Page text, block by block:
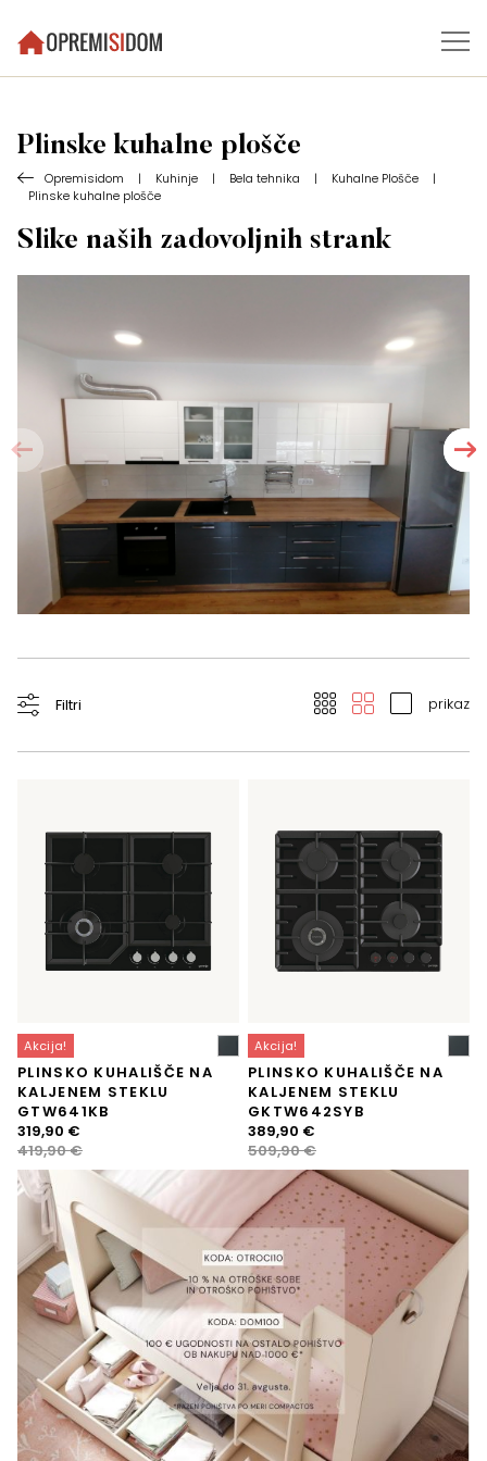
Plinske kuhalne plošče
Opremisidom | Kuhinje | Bela tehnika | Kuhalne Plošče
|
Plinske kuhalne plošče
Slike naših zadovoljnih strank
Akcija!
PLINSKO KUHALIŠČE NA
KALJENEM STEKLU
GTW641KB
419,90€
Izvirna
cena
je
bila:
419,90 €.
319,90 €
Trenutna
cena
je:
319,90 €.
Akcija!
PLINSKO KUHALIŠČE NA
KALJENEM STEKLU
GKTW642SYB
509,90€
Izvirna
cena
je
bila:
509,90 €.
389,90 €
Trenutna
cena
je:
389,90 €.
Filtri prikaz